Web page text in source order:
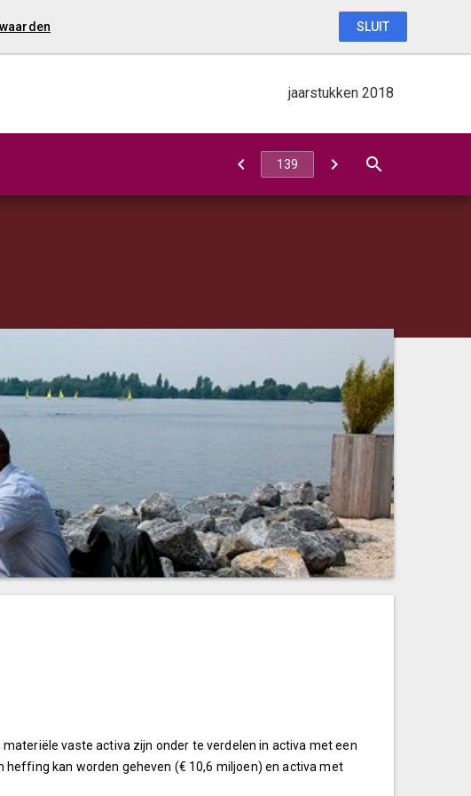
jaarstukken 2018
vaste activa zijn onder te verdelen in activa met een
kan worden geheven (€ 10,6 miljoen) en activa met
SLUIT